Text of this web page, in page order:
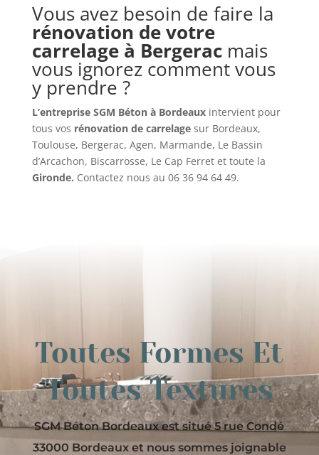
Vous avez besoin de faire la
rénovation de votre
carrelage à Bergerac mais
vous ignorez comment vous
y prendre ?
L’entreprise SGM Béton à Bordeauxintervient pour
tous vos rénovation de carrelage sur Bordeaux,
Toulouse, Bergerac, Agen, Marmande, Le Bassin
d’Arcachon, Biscarrosse, Le Cap Ferret et toute la
Gironde. Contactez nous au 06 36 94 64 49.
Toutes Formes Et
Toutes Textures
SGM Béton Bordeaux est situé 5 rue Condé
33000 Bordeaux et nous sommes joignable